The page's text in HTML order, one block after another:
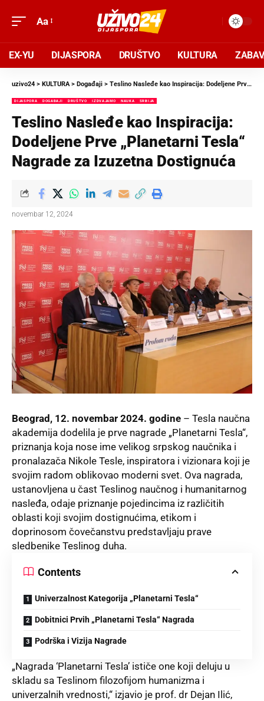
Aa
EX-YU DIJASPORA DRUŠTVO KULTURA
uzivo24 > KULTURA> Događaji > Teslino Nasleđe kao Inspiracija: Dodeljene Prve „Planetarni Tesla“ Nagrade za Izuzetna Dostignuća
DIJASPORA DOGAĐAJI DRUŠTVO IZDVAJAMO NAUKA SRBIJA
Teslino Nasleđe kao Inspiracija:
Dodeljene Prve „Planetarni Tesla“
Nagrade za Izuzetna Dostignuća
novembar 12, 2024
Beograd, 12. novembar 2024. godine – Tesla naučna
akademija dodelila je prve nagrade „Planetarni Tesla“,
priznanja koja nose ime velikog srpskog naučnika i
pronalazača Nikole Tesle, inspiratora i vizionara koji je
svojim radom oblikovao moderni svet. Ova nagrada,
ustanovljena u čast Teslinog naučnog i humanitarnog
nasleđa, odaje priznanje pojedincima iz različitih
oblasti koji svojim dostignućima, etikom i
doprinosom čovečanstvu predstavljaju prave
sledbenike Teslinog duha.
Contents
Univerzalnost Kategorija „Planetarni Tesla“
Dobitnici Prvih „Planetarni Tesla“ Nagrada
Podrška i Vizija Nagrade
„Nagrada ‘Planetarni Tesla’ ističe one koji deluju u
skladu sa Teslinom filozofijom humanizma i
univerzalnih vrednosti,“ izjavio je prof. dr Dejan Ilić,